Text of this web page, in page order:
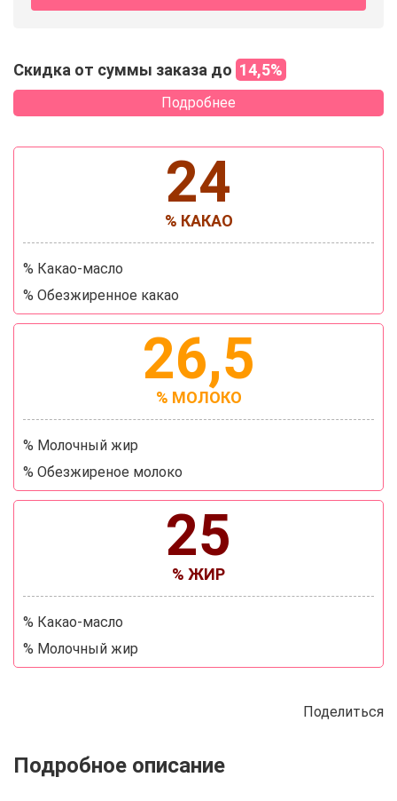
Скидка от суммы заказа до 14,5%
Подробнее
24
% КАКАО
% Какао-масло
% Обезжиренное какао
26,5
% МОЛОКО
% Молочный жир
% Обезжиреное молоко
25
% ЖИР
% Какао-масло
% Молочный жир
Поделиться
Описание Отзывы Рецепты